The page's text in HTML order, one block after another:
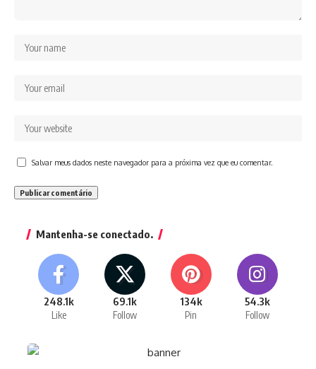
Salvar meus dados neste navegador para a próxima vez que eu comentar.
Mantenha-se conectado.
248.1k
Like
69.1k
Follow
134k
Pin
54.3k
Follow